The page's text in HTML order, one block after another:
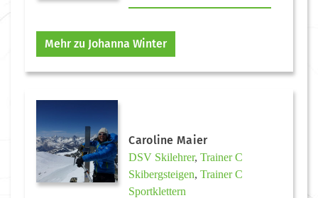
Mehr zu Johanna Winter
Caroline Maier
DSV Skilehrer,Trainer C
Skibergsteigen,Trainer C
Sportklettern